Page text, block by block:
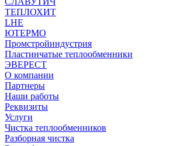
ТЕПЛОХИТ
LHE
ЮТЕРМО
Промстройиндустрия
Пластинчатые теплообменники
ЭВЕРЕСТ
О компании
Партнеры
Наши работы
Реквизиты
Услуги
Чистка теплообменников
Разборная чистка